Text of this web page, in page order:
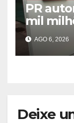
PR
mil
Société
AGO 6, 2026
Deixe